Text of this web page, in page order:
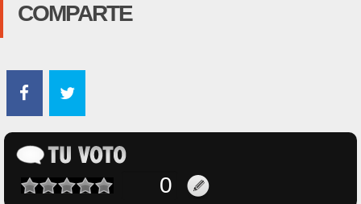
COMPARTE